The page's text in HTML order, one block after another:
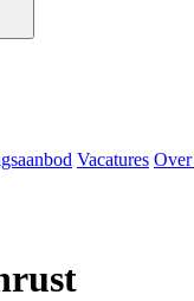
Vacatures